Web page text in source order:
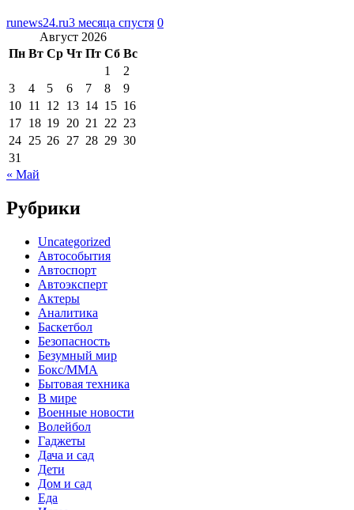
runews24.ru3 месяца спустя 0
Август 2026
Пн Вт Ср Чт Пт Сб Вс
1
2
3
4 5 6 7 8
9
10 11 12 13 14 15 16
17 18 19 20 21 22 23
24 25 26 27 28 29 30
31
« Май
Рубрики
Uncategorized
Автособытия
Автоспорт
Автоэксперт
Актеры
Аналитика
Баскетбол
Безопасность
Безумный мир
Бокс/MMA
Бытовая техника
В мире
Военные новости
Волейбол
Гаджеты
Дача и сад
Дети
Дом и сад
Еда